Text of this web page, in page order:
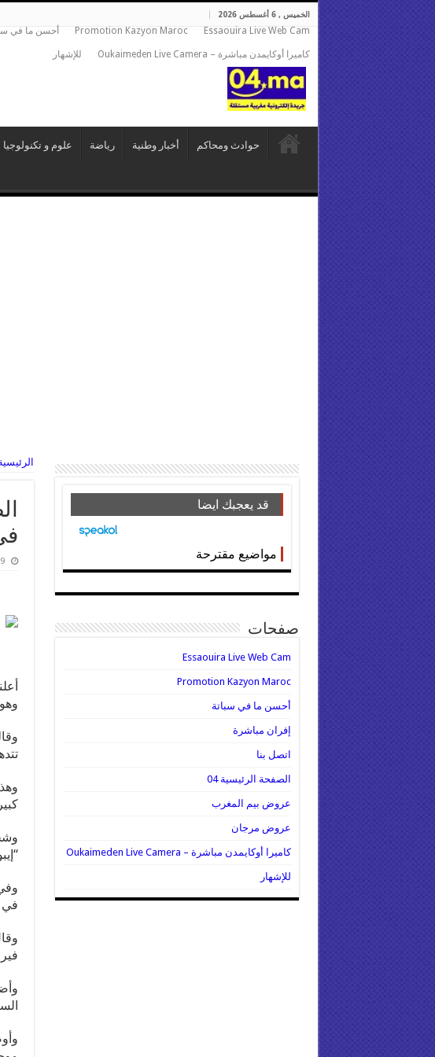
الخميس , 6 أغسطس 2026
Essaouira Live Web Cam
Promotion Kazyon Maroc أحسن ما في
كاميرا أوكايمدن مباشرة – Oukaimeden Live Camera للإشهار
حوادث ومحاكم أخبار وطنية رياضة علوم و تكنولوجيا
9 أغسطس 2021
كبيرا
في
قد يعجبك ايضا
مواضيع مقترحة
صفحات
Essaouira Live Web Cam
Promotion Kazyon Maroc
أحسن ما في سباتة
إفران مباشرة
اتصل بنا
الصفحة الرئيسية 04
عروض بيم المغرب
عروض مرجان
كاميرا أوكايمدن مباشرة – Oukaimeden Live Camera
للإشهار